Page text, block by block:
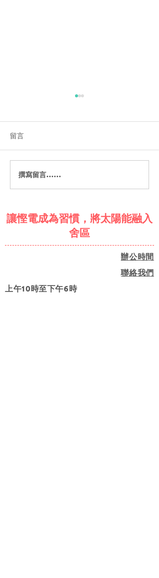
共同制定「社區能源行動
方案」工作坊（香港場）
留言
撰寫留言......
讓慳電成為習慣，將太陽能融入
舍區
辦公時間
聯絡我們
上午10時至下午6時